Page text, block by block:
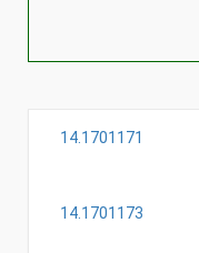
14.1701171
14.1701173